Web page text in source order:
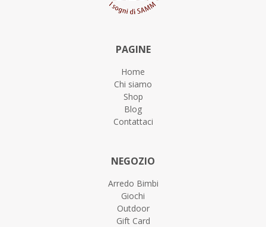
PAGINE
Home
Chi siamo
Shop
Blog
Contattaci
NEGOZIO
Arredo Bimbi
Giochi
Outdoor
Gift Card